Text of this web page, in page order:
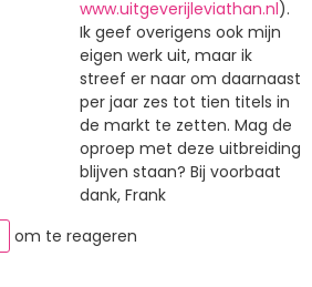
www.uitgeverijleviathan.nl).
Ik geef overigens ook mijn
eigen werk uit, maar ik
streef er naar om daarnaast
per jaar zes tot tien titels in
de markt te zetten. Mag de
oproep met deze uitbreiding
blijven staan? Bij voorbaat
dank, Frank
om te reageren